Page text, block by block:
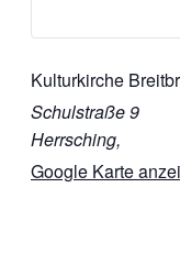
Kulturkirche
Schulstraße 9
Herrsching,
Google Karte